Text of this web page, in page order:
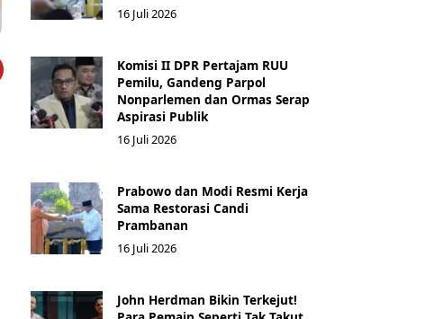
16 Juli 2026
Komisi II DPR Pertajam RUU
Pemilu, Gandeng Parpol
Nonparlemen dan Ormas Serap
Aspirasi Publik
16 Juli 2026
Prabowo dan Modi Resmi Kerja
Sama Restorasi Candi
Prambanan
16 Juli 2026
John Herdman Bikin Terkejut!